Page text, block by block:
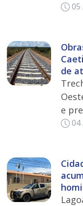
05
de
e
04